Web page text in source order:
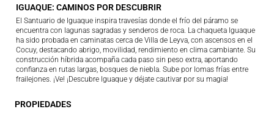
IGUAQUE: CAMINOS POR DESCUBRIR
El Santuario de Iguaque inspira travesías donde el frío del páramo se
encuentra con lagunas sagradas y senderos de roca. La chaqueta Iguaque
ha sido probada en caminatas cerca de Villa de Leyva, con ascensos en el
Cocuy, destacando abrigo, movilidad, rendimiento en clima cambiante. Su
construcción híbrida acompaña cada paso sin peso extra, aportando
confianza en rutas largas, bosques de niebla. Sube por lomas frías entre
frailejones. ¡Ve! ¡Descubre Iguaque y déjate cautivar por su magia!
PROPIEDADES